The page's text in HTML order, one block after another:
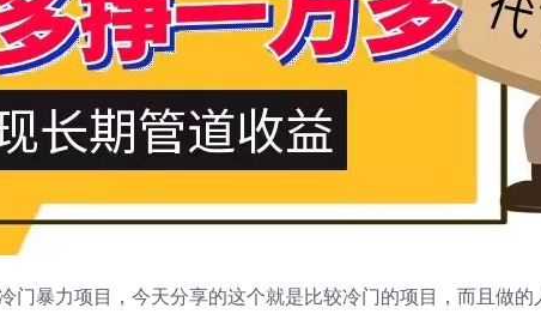
门暴力项目，今天分享的这个就是比较冷门的项目，而且做